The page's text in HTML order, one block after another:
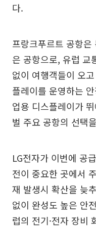
다.
프랑크푸르트 공항
은 공항으로, 유럽 교
없이 여행객들이 오
플레이를 운영하는
업용 디스플레이가
벌 주요 공항의 선택
LG전자가 이번에 공
전이 중요한 곳에서
재 발생시 확산을 늦
없이 완성도 높은 안
럽의 전기·전자 장비